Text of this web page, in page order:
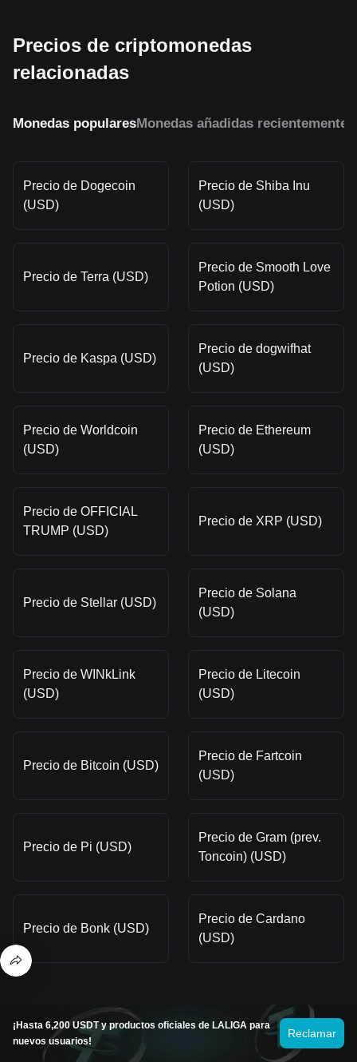
Precios de criptomonedas
relacionadas
Monedas popularesMonedas añadidas recientemente
Precio de Dogecoin
(USD)
Precio de Shiba Inu
(USD)
Precio de Terra (USD)
Precio de Smooth Love
Potion (USD)
Precio de Kaspa (USD)
Precio de dogwifhat
(USD)
Precio de Worldcoin
(USD)
Precio de Ethereum
(USD)
Precio de OFFICIAL
TRUMP (USD)
Precio de XRP (USD)
Precio de Stellar (USD)
Precio de Solana
(USD)
Precio de WINkLink
(USD)
Precio de Litecoin
(USD)
Precio de Bitcoin (USD)
Precio de Fartcoin
(USD)
Precio de Pi (USD)
Precio de Gram (prev.
Toncoin) (USD)
Precio de Bonk (USD)
Precio de Cardano
(USD)
Precios de las monedas recién
listadas en Bitget
¡Hasta 6,200 USDT y productos oficiales de LALIGA para
nuevos usuarios!
Reclamar